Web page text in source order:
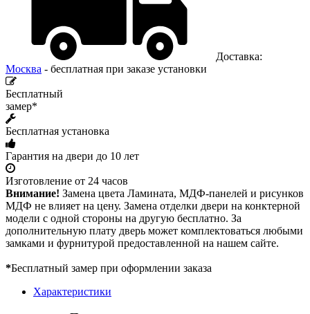
Доставка:
Москва - бесплатная при заказе установки
Бесплатный
замер*
Бесплатная установка
Гарантия на двери до 10 лет
Изготовление от 24 часов
Внимание! Замена цвета Ламината, МДФ-панелей и рисунков
МДФ не влияет на цену. Замена отделки двери на конктерной
модели с одной стороны на другую бесплатно. За
дополнительную плату дверь может комплектоваться любыми
замками и фурнитурой предоставленной на нашем сайте.
*Бесплатный замер при оформлении заказа
Характеристики